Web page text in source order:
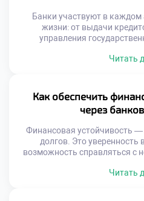
Банки участвуют в каждом
жизни: от выдачи
управления
функционировать
адаптироваться в реальных
строится на сочетании
финансами, правом,
Читать
Как обеспечить
через
Финансовая устойчивость —
долгов. Это
возможность справляться с
становится надёжным
Читать